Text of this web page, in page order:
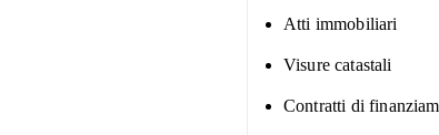
Atti immobiliari
Visure catastali
Contratti di